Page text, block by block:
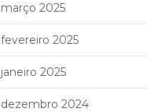
março 2025
fevereiro 2025
janeiro 2025
dezembro 2024